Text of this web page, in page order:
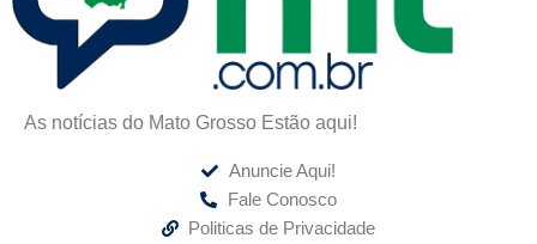
As notícias do Mato Grosso Estão aqui!
Anuncie Aqui!
Fale Conosco
Politicas de Privacidade